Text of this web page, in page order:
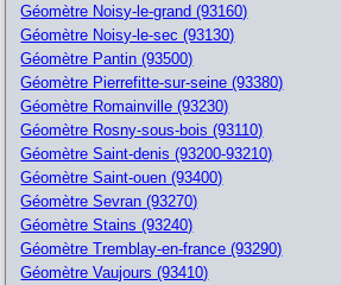
Géomètre Noisy-le-grand (93160)
Géomètre Noisy-le-sec (93130)
Géomètre Pantin (93500)
Géomètre Pierrefitte-sur-seine (93380)
Géomètre Romainville (93230)
Géomètre Rosny-sous-bois (93110)
Géomètre Saint-denis (93200-93210)
Géomètre Saint-ouen (93400)
Géomètre Sevran (93270)
Géomètre Stains (93240)
Géomètre Tremblay-en-france (93290)
Géomètre Vaujours (93410)